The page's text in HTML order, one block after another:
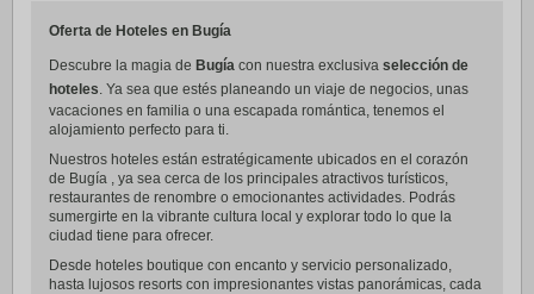
Oferta de Hoteles en Bugía
Descubre la magia de Bugía con nuestra exclusiva selección de
hoteles. Ya sea que estés planeando un viaje de negocios, unas
vacaciones en familia o una escapada romántica, tenemos el
alojamiento perfecto para ti.
Nuestros hoteles están estratégicamente ubicados en el corazón
de Bugía , ya sea cerca de los principales atractivos turísticos,
restaurantes de renombre o emocionantes actividades. Podrás
sumergirte en la vibrante cultura local y explorar todo lo que la
ciudad tiene para ofrecer.
Desde hoteles boutique con encanto y servicio personalizado,
hasta lujosos resorts con impresionantes vistas panorámicas, cada